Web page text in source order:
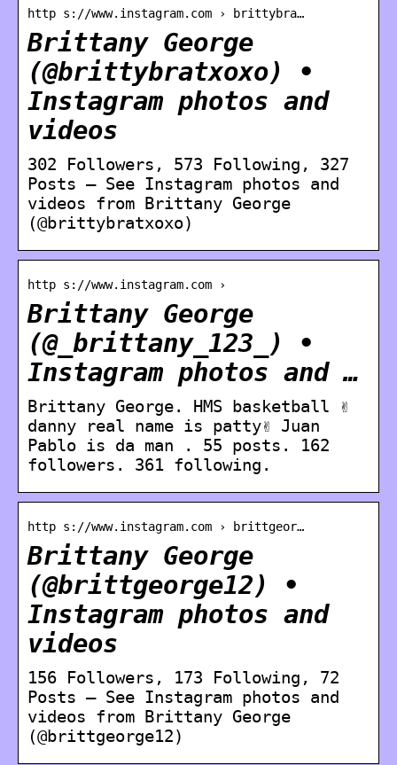
http s://www.instagram.com › brittybra…
Brittany George
(@brittybratxoxo) •
Instagram photos and
videos
302 Followers, 573 Following, 327
Posts – See Instagram photos and
videos from Brittany George
(@brittybratxoxo)
http s://www.instagram.com ›
Brittany George
(@_brittany_123_) •
Instagram photos and …
Brittany George. HMS basketball ✌️
danny real name is patty✌️ Juan
Pablo is da man . 55 posts. 162
followers. 361 following.
http s://www.instagram.com › brittgeor…
Brittany George
(@brittgeorge12) •
Instagram photos and
videos
156 Followers, 173 Following, 72
Posts – See Instagram photos and
videos from Brittany George
(@brittgeorge12)